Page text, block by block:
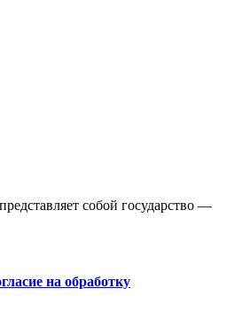
собой государство —
на обработку